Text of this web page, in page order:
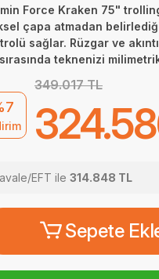
Force Kraken 75"
çapa atmadan
sağlar. Rüzgar ve
sırasında teknenizi
349.017 TL
EFT ile 314.848 TL
Sepete